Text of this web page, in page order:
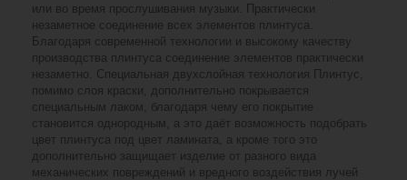
или во время прослушивания музыки. Практически
незаметное соединение всех элементов плинтуса.
Благодаря современной технологии и высокому качеству
производства плинтуса соединение элементов практически
незаметно. Специальная двухслойная технология Плинтус,
помимо слоя краски, дополнительно покрывается
специальным лаком, благодаря чему его покрытие
становится однородным, а это даёт возможность подобрать
цвет плинтуса под цвет ламината, а кроме того это
дополнительно защищает изделие от разного вида
механических повреждений и вредного воздействия лучей